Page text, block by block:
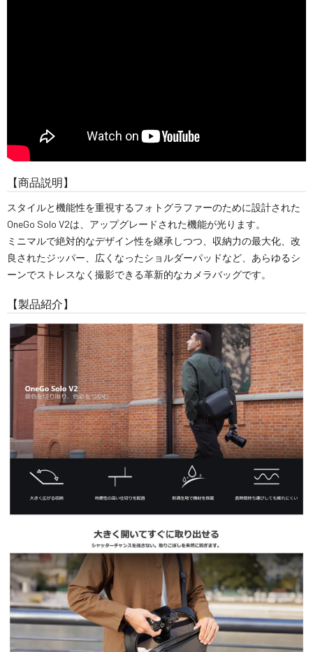
【商品説明】
スタイルと機能性を重視するフォトグラファーのために設計された
OneGo Solo V2は、アップグレードされた機能が光ります。
ミニマルで絶対的なデザイン性を継承しつつ、収納力の最大化、改
良されたジッパー、広くなったショルダーパッドなど、あらゆるシ
ーンでストレスなく撮影できる革新的なカメラバッグです。
【製品紹介】